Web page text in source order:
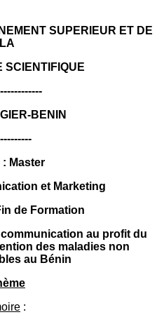
SUPERIEUR ET DE
LA
SCIENTIFIQUE
BENIN
Master
et Marketing
de Formation
au profit du
des maladies non
au Bénin
: